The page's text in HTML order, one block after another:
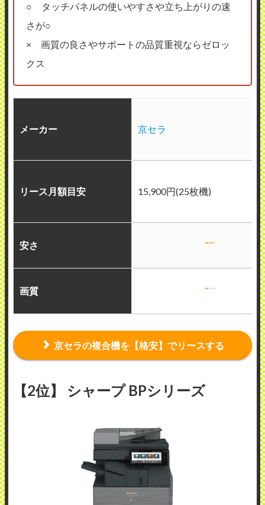
○ タッチパネルの使いやすさや立ち上がりの速
さが○
× 画質の良さやサポートの品質重視ならゼロッ
クス
メーカー 京セラ
リース月額目安 15,900円(25枚機)
安さ
画質
京セラの複合機を【格安】でリースする
【2位】 シャープ BPシリーズ